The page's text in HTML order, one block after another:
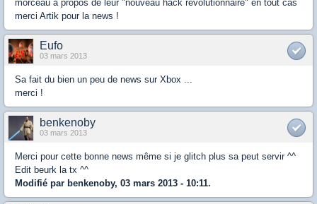
morceau à propos de leur "nouveau hack révolutionnaire" en tout cas
merci Artik pour la news !
Eufo
03 mars 2013
Sa fait du bien un peu de news sur Xbox ...
merci !
benkenoby
03 mars 2013
Merci pour cette bonne news même si je glitch plus sa peut servir ^^
Edit beurk la tx ^^
Modifié par benkenoby, 03 mars 2013 - 10:11.